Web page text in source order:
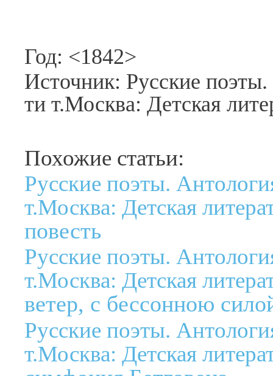
Год: <1842>
Источник: Русские
ти т.Москва: Детская
Похожие статьи:
Русские поэты.
т.Москва: Детская
повесть
Русские поэты.
т.Москва: Детская
ветер, с бессонною
Русские поэты.
т.Москва: Детская